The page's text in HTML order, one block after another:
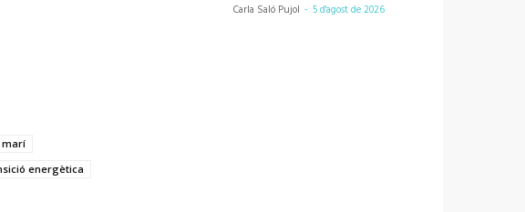
marí
energètica
Carla Saló Pujol - 5 d'agost de 2026